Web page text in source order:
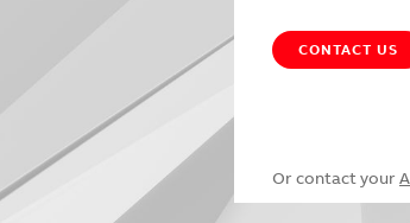
CONTACT US
Or contact your